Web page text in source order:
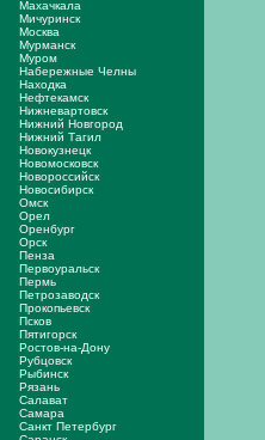
Махачкала
Мичуринск
Москва
Мурманск
Муром
Набережные Челны
Находка
Нефтекамск
Нижневартовск
Нижний Новгород
Нижний Тагил
Новокузнецк
Новомосковск
Новороссийск
Новосибирск
Омск
Орел
Оренбург
Орск
Пенза
Первоуральск
Пермь
Петрозаводск
Прокопьевск
Псков
Пятигорск
Ростов-на-Дону
Рубцовск
Рыбинск
Рязань
Салават
Самара
Санкт Петербург